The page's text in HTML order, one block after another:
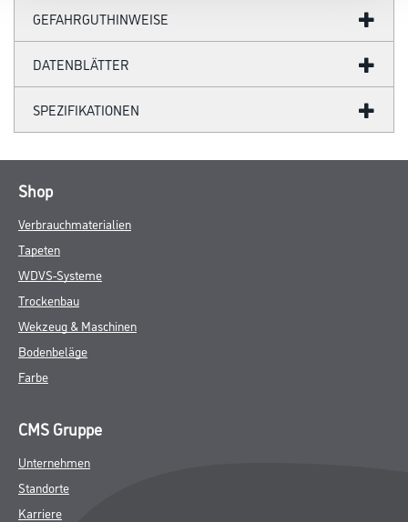
GEFAHRGUTHINWEISE
DATENBLÄTTER
SPEZIFIKATIONEN
Shop
Verbrauchmaterialien
Tapeten
WDVS-Systeme
Trockenbau
Wekzeug & Maschinen
Bodenbeläge
Farbe
CMS Gruppe
Unternehmen
Standorte
Karriere